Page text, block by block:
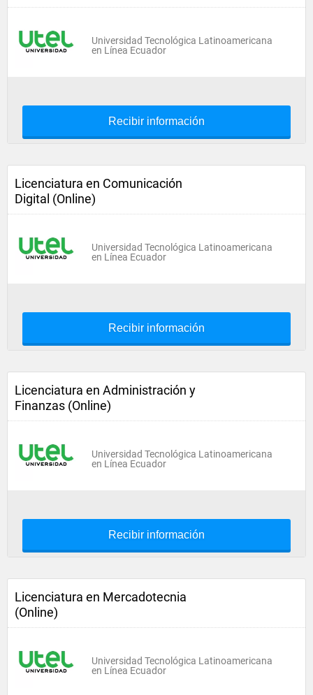
Universidad Tecnológica Latinoamericana
en Línea Ecuador
Recibir información
Licenciatura en Comunicación
Digital (Online)
Universidad Tecnológica Latinoamericana
en Línea Ecuador
Recibir información
Licenciatura en Administración y
Finanzas (Online)
Universidad Tecnológica Latinoamericana
en Línea Ecuador
Recibir información
Licenciatura en Mercadotecnia
(Online)
Universidad Tecnológica Latinoamericana
en Línea Ecuador